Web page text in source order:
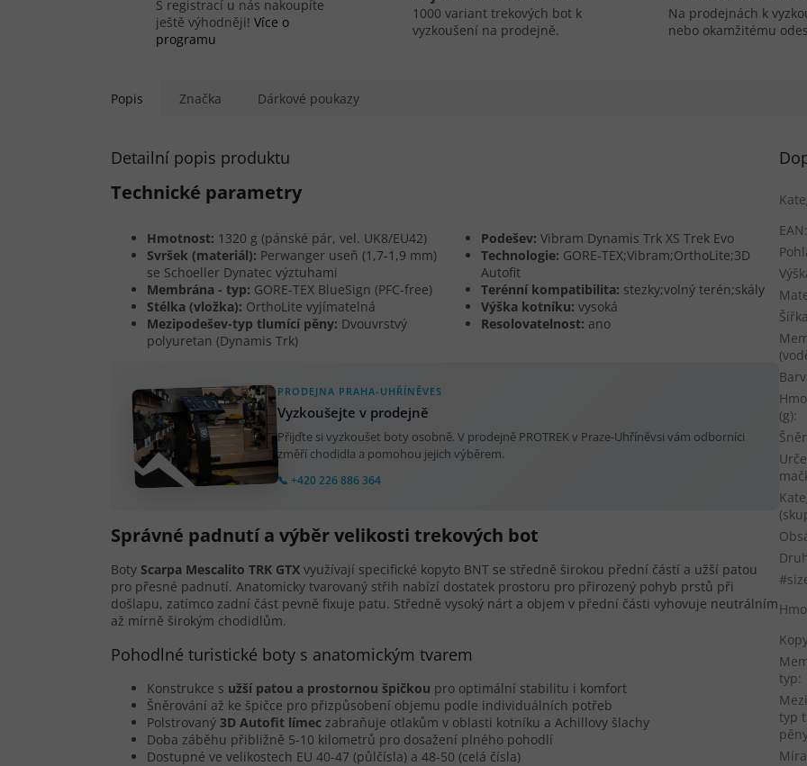
S registrací u nás nakoupíte
ještě výhodněji! Více o
programu
1000 variant trekových bot k
vyzkoušení na prodejně.
Na prodejnách k
nebo okamžitému
Popis Značka Dárkové poukazy
Detailní popis produktu
Technické parametry
Hmotnost: 1320 g (pánské pár, vel. UK8/EU42)
Svršek (materiál): Perwanger useň (1,7-1,9 mm)
se Schoeller Dynatec výztuhami
Membrána - typ: GORE-TEX BlueSign (PFC-free)
Stélka (vložka): OrthoLite vyjímatelná
Mezipodešev-typ tlumící pěny: Dvouvrstvý
polyuretan (Dynamis Trk)
Podešev: Vibram Dynamis Trk XS Trek Evo
Technologie: GORE-TEX;Vibram;OrthoLite;3D
Autofit
Terénní kompatibilita: stezky;volný terén;skály
Výška kotníku: vysoká
Resolovatelnost: ano
PRODEJNA PRAHA-UHŘÍNĚVES
Vyzkoušejte v prodejně
Přijďte si vyzkoušet boty osobně. V prodejně PROTREK v Praze-Uhříněvsi vám odborníci
změří chodidla a pomohou jejich výběrem.
📞 +420 226 886 364
Správné padnutí a výběr velikosti trekových bot
Boty Scarpa Mescalito TRK GTX využívají specifické kopyto BNT se středně širokou přední částí a užší patou
pro přesné padnutí. Anatomicky tvarovaný střih nabízí dostatek prostoru pro přirozený pohyb prstů při
došlapu, zatímco zadní část pevně fixuje patu. Středně vysoký nárt a objem v přední části vyhovuje neutrálním
až mírně širokým chodidlům.
Pohodlné turistické boty s anatomickým tvarem
Konstrukce s užší patou a prostornou špičkou pro optimální stabilitu i komfort
Šněrování až ke špičce pro přizpůsobení objemu podle individuálních potřeb
Polstrovaný 3D Autofit límec zabraňuje otlakům v oblasti kotníku a Achillovy šlachy
Doba záběhu přibližně 5-10 kilometrů pro dosažení plného pohodlí
Dostupné ve velikostech EU 40-47 (půlčísla) a 48-50 (celá čísla)
EAN
(g):
typ:
typ